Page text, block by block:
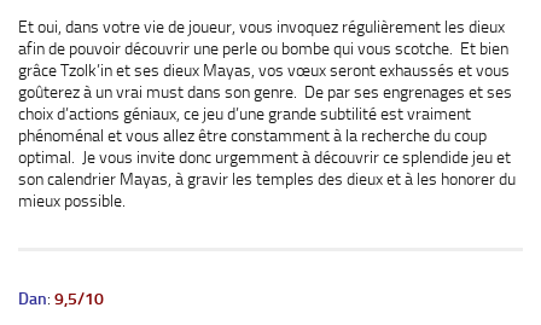
Et oui, dans votre vie de joueur, vous invoquez régulièrement les dieux
afin de pouvoir découvrir une perle ou bombe qui vous scotche. Et bien
grâce Tzolk’in et ses dieux Mayas, vos vœux seront exhaussés et vous
goûterez à un vrai must dans son genre. De par ses engrenages et ses
choix d’actions géniaux, ce jeu d’une grande subtilité est vraiment
phénoménal et vous allez être constamment à la recherche du coup
optimal. Je vous invite donc urgemment à découvrir ce splendide jeu et
son calendrier Mayas, à gravir les temples des dieux et à les honorer du
mieux possible.
Dan: 9,5/10